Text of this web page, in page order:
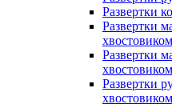
Развертки
Развертки
хвостовиком
Развертки
хвостовиком
Развертки
хвостовиком